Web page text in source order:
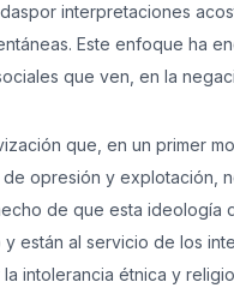
interpretaciones
Este enfoque ha
que ven, en la
que, en un primer
opresión y explotación,
de que esta ideología
están al servicio de los
intolerancia étnica y